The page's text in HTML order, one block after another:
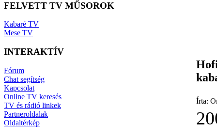
FELVETT TV MŰSOROK
Kabaré TV
Mese TV
INTERAKTÍV
Fórum
Chat segítség
Kapcsolat
Online TV keresés
TV és rádió linkek
Partneroldalak
Oldaltérkép
Írta: